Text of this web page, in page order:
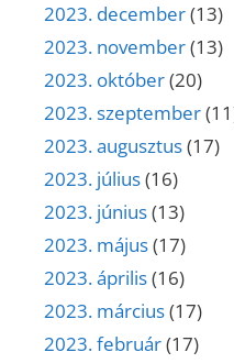
2023. december(13)
2023. november(13)
2023. október(20)
2023. szeptember
2023. augusztus(17)
2023. július(16)
2023. június(13)
2023. május(17)
2023. április(16)
2023. március(17)
2023. február(17)